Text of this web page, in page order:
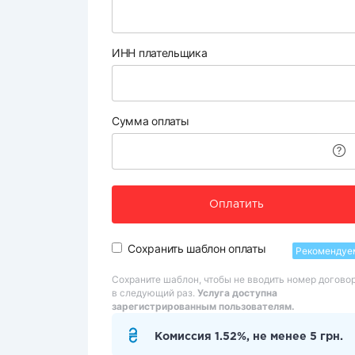
ИНН плательщика
Сумма оплаты
Оплатить
Сохранить шаблон оплаты
Сохраните шаблон, чтобы не вводить номер
в следующий раз. Услуга доступна
зарегистрированным пользователям.
Комиссия 1.52%, не менее 5 грн.